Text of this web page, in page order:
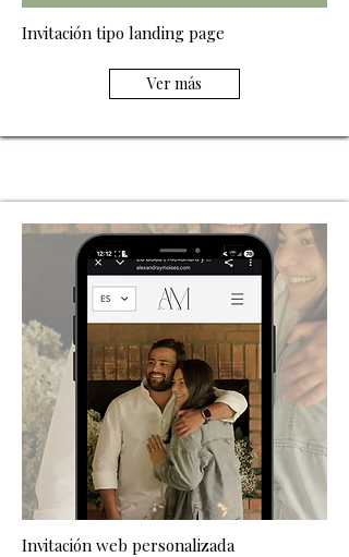
Invitación tipo landing page
Ver más
Invitación web personalizada